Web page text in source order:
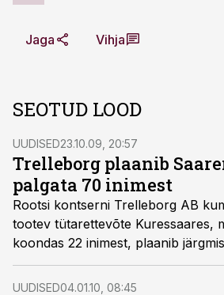
Jaga Vihja
SEOTUD LOOD
UUDISED23.10.09, 20:57
Trelleborg plaanib
palgata 70 inimest
Rootsi kontserni Trelleborg AB kummi- ja
tootev tütarettevõte Kuressaares,
koondas 22 inimest, plaanib järgmise aasta lõpuks
laieneda kahe kolmandiku võrra ning palgata
70 inimest.
UUDISED04.01.10, 08:45